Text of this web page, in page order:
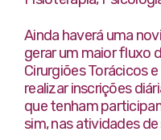
Ainda haverá uma
gerar um maior fluxo
Cirurgiões Torácicos
realizar inscrições
que tenham
sim, nas atividades